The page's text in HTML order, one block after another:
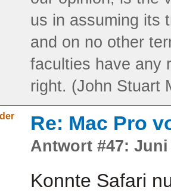
us in assuming its
and on no other
faculties have any
right. (John Stuart
Re: Mac Pro
Antwort #47: Juni
Konnte Safari